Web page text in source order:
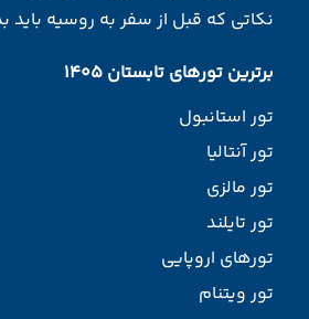
نکاتی که قبل از سفر به روسیه باید
برترین تورهای تابستان 1405
تور استانبول
تور آنتالیا
تور مالزی
تور تایلند
تورهای اروپایی
تور ویتنام